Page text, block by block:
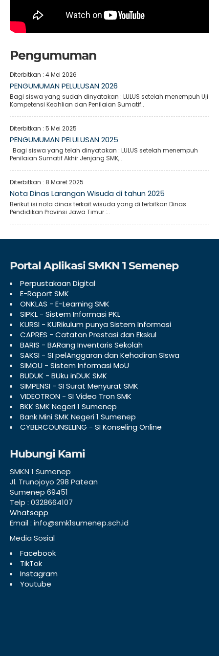
Pengumuman
Diterbitkan : 4 Mei 2026
PENGUMUMAN PELULUSAN 2026
Bagi siswa yang sudah dinyatakan : LULUS setelah menempuh Uji
Kompetensi Keahlian dan Penilaian Sumatif..
Diterbitkan : 5 Mei 2025
PENGUMUMAN PELULUSAN 2025
Bagi siswa yang telah dinyatakan : LULUS setelah menempuh
Penilaian Sumatif Akhir Jenjang SMK,..
Diterbitkan : 8 Maret 2025
Nota Dinas Larangan Wisuda di tahun 2025
Berikut isi nota dinas terkait wisuda yang di terbitkan Dinas
Pendidikan Provinsi Jawa Timur :..
Portal Aplikasi SMKN 1 Semenep
Perpustakaan Digital
E-Raport SMK
ONKLAS - E-Learning SMK
SIPKL - Sistem Informasi PKL
KURSI - KURikulum punya Sistem Informasi
CAPRES - Catatan Prestasi dan Ekskul
BARIS - BARang Inventaris Sekolah
SAKSI - SI pelAnggaran dan Kehadiran SIswa
SIMOU - Sistem Informasi MoU
BUDUK - BUku inDUK SMK
SIMPENSI - SI Surat Menyurat SMK
VIDEOTRON - SI Video Tron SMK
BKK SMK Negeri 1 Sumenep
Bank Mini SMK Negeri 1 Sumenep
CYBERCOUNSELING - SI Konseling Online
Hubungi Kami
SMKN 1 Sumenep
Jl. Trunojoyo 298 Patean
Sumenep 69451
Telp : 0328664107
Whatsapp
Email : info@smk1sumenep.sch.id
Media Sosial
Facebook
TikTok
Instagram
Youtube